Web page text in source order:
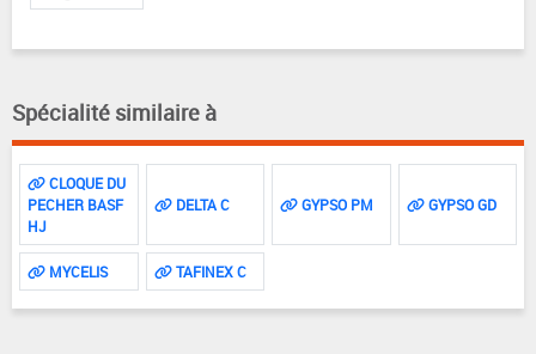
Spécialité similaire à
CLOQUE DU
PECHER BASF
HJ
DELTA C GYPSO PM GYPSO GD
MYCELIS TAFINEX C